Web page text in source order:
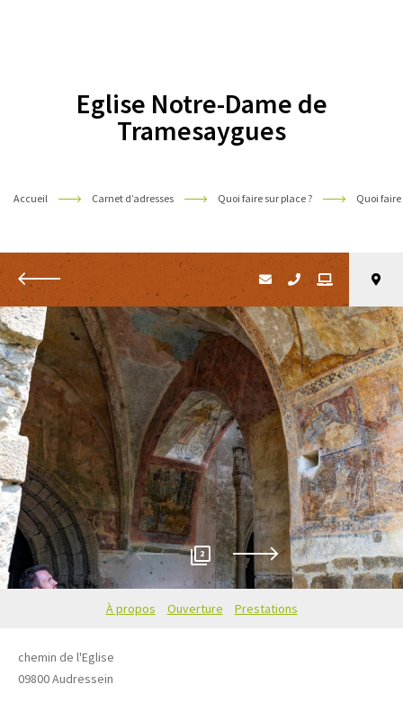
Eglise Notre-Dame de
Tramesaygues
Accueil Carnet d’adresses Quoi faire sur place ? Quoi
Retour
2
À propos Ouverture Prestations
chemin de l'Eglise
09800Audressein